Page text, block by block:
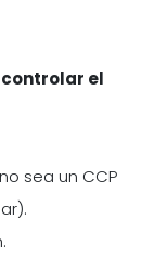
el
sea un CCP